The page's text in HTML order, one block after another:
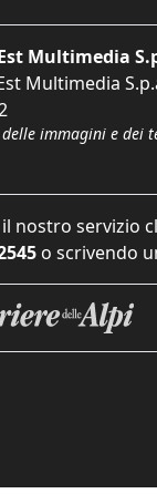
Multimedia
Multimedia
immagini e dei
nostro servizio
o scrivendo